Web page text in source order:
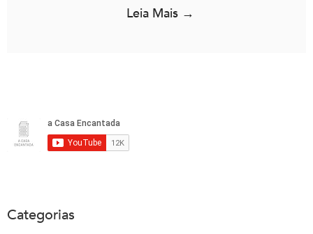
Leia Mais →
Categorias